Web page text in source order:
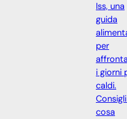
Iss, una
guida
per
i giorni
caldi.
cosa